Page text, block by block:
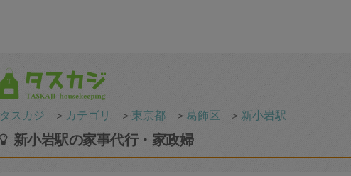
タスカジ ＞ カテゴリ ＞ 東京都 ＞葛飾区 ＞ 新小岩駅
新小岩駅の家事代行・家政婦